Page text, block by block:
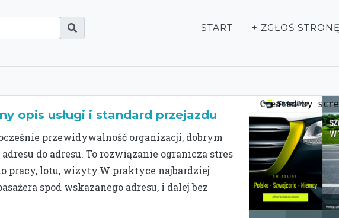
START + ZGŁOŚ STRONĘ
opis usługi i standard przejazdu
przewidywalność organizacji, dobrym
do adresu. To rozwiązanie ogranicza stres
pracy, lotu, wizyty.W praktyce najbardziej
spod wskazanego adresu, i dalej bez